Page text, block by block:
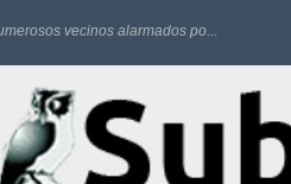
vecinos alarmados po...